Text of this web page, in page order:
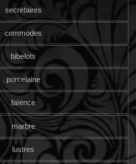
secrétaires
commodes
bibelots
porcelaine
faïence
marbre
lustres